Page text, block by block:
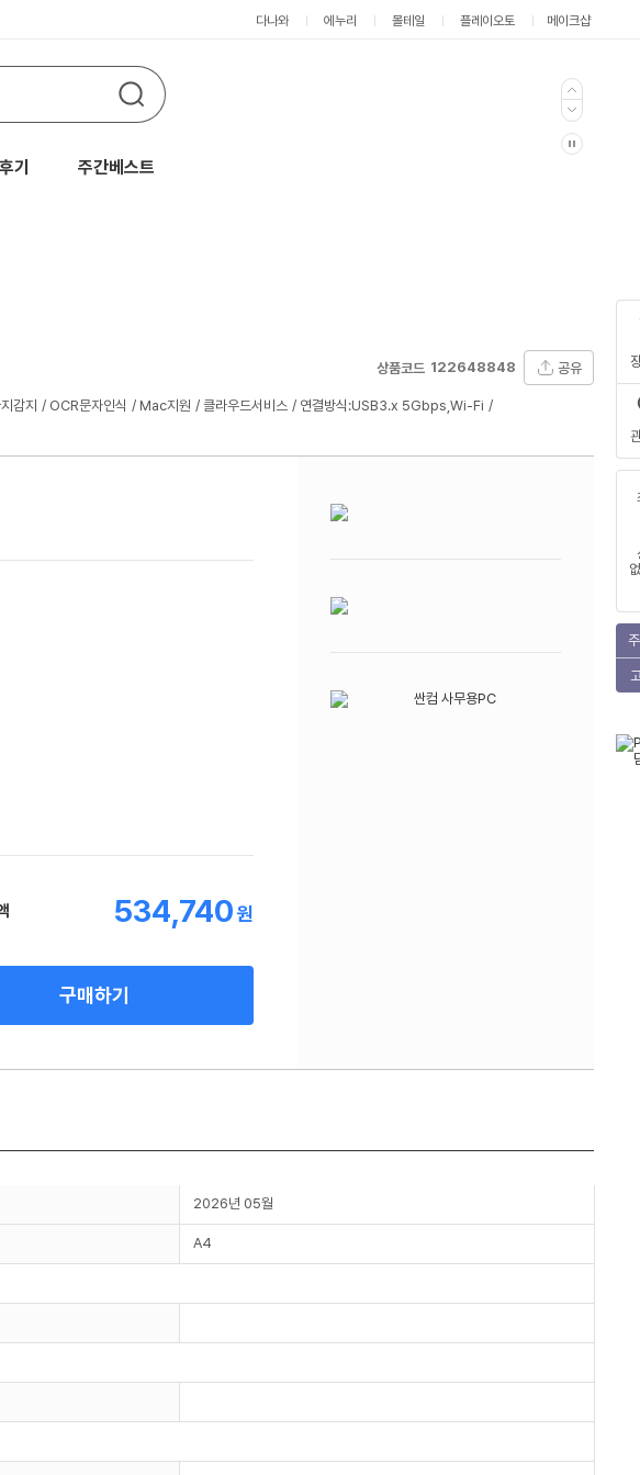
다나와 에누리 몰테일 플레이오토 메이크샵
기 주간베스트
상품코드 122648848 공유
감지 OCR문자인식 Mac지원 클라우드서비스
연결방식:USB3.x 5Gbps,Wi-Fi
534,740원
구매하기
2026년 05월
A4